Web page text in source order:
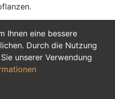
Ihnen eine bessere
Durch die Nutzung
unserer Verwendung